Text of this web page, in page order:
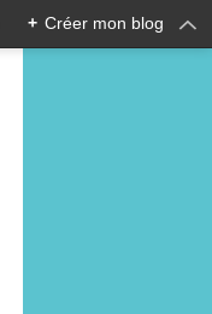
+ Créer mon blog